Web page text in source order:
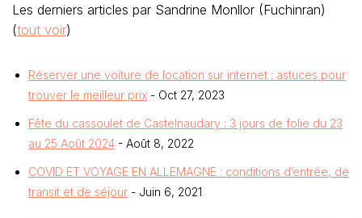
Les derniers articles par Sandrine Monllor (Fuchinran)
(tout voir)
Réserver une voiture de location sur internet : astuces pour
trouver le meilleur prix - Oct 27, 2023
Fête du cassoulet de Castelnaudary : 3 jours de folie du 23
au 25 Août 2024 - Août 8, 2022
COVID ET VOYAGE EN ALLEMAGNE : conditions d’entrée, de
transit et de séjour - Juin 6, 2021